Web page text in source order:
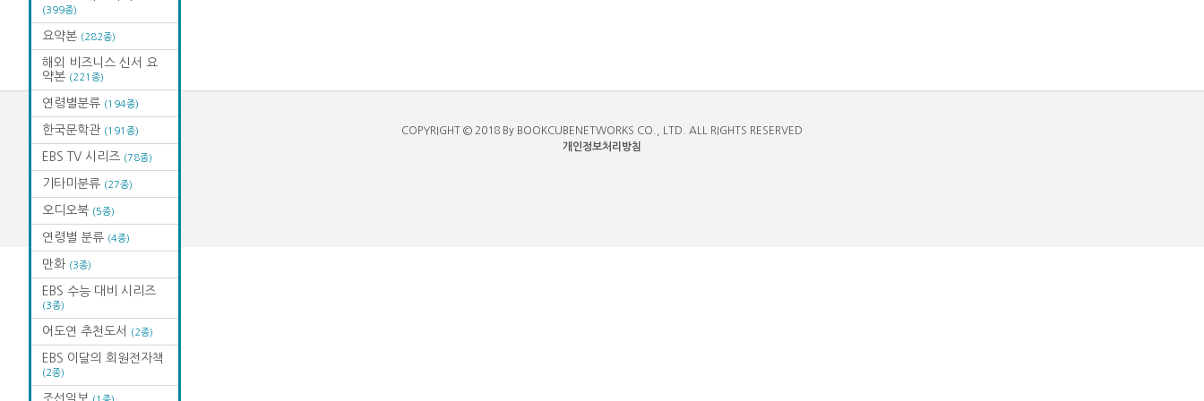
(399종)
요약본 (282종)
해외 비즈니스 신서 요
약본 (221종)
연령별분류 (194종)
한국문학관 (191종)
EBS TV 시리즈 (78종)
기타미분류 (27종)
오디오북 (5종)
연령별 분류 (4종)
만화 (3종)
EBS 수능 대비 시리즈
(3종)
어도연 추천도서 (2종)
EBS 이달의 회원전자책
(2종)
조선일보
COPYRIGHT © 2018 By BOOKCUBENETWORKS CO., LTD. ALL RIGHTS RESERVED
개인정보처리방침